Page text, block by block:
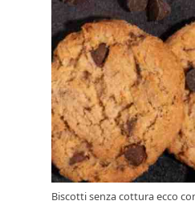
Biscotti senza cottura ecco